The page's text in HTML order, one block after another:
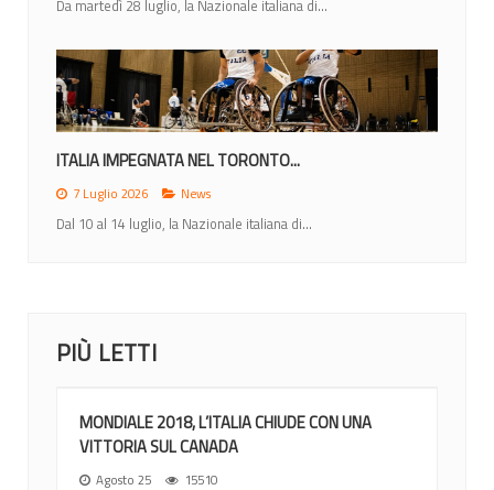
Da martedì 28 luglio, la Nazionale italiana di...
ITALIA IMPEGNATA NEL TORONTO...
7 Luglio 2026 News
Dal 10 al 14 luglio, la Nazionale italiana di...
PIÙ LETTI
MONDIALE 2018, L’ITALIA CHIUDE CON UNA
VITTORIA SUL CANADA
Agosto 25 15510